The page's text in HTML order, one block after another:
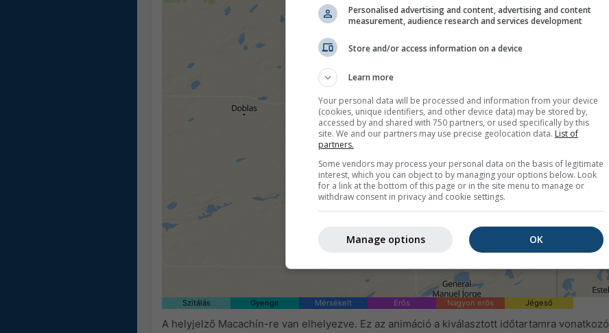
1h
07:55 08:10 08:25 08:40 08:55 09:10 09:25
Szitálás Gyenge Mérsékelt Erős Nagyon erős Jégeső
A helyjelző Macachín-re van elhelyezve. Ez az animáció a kiválasztott időtartamra vonatkozó
Personalised advertising and content, advertising and content
measurement, audience research and services development
Store and/or access information on a device
Learn more
Your personal data will be processed and information from your device
(cookies, unique identifiers, and other device data) may be stored by,
accessed by and shared with 750 partners, or used specifically by this
site. We and our partners may use precise geolocation data. List of
partners.
Some vendors may process your personal data on the basis of legitimate
interest, which you can object to by managing your options below. Look
for a link at the bottom of this page or in the site menu to manage or
withdraw consent in privacy and cookie settings.
OK
Manage options